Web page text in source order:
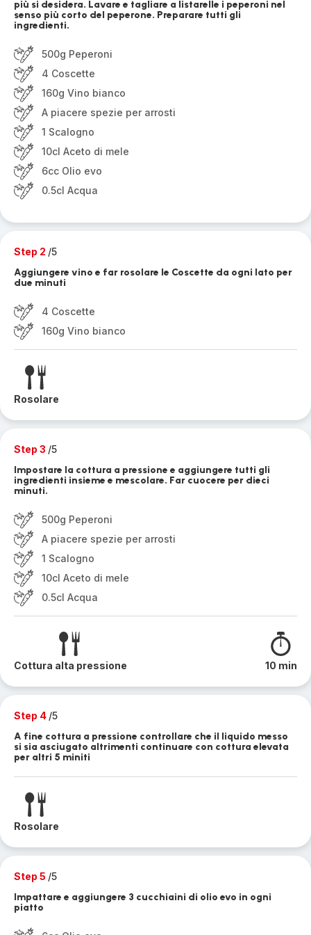
più si desidera. Lavare e tagliare a listarelle i peperoni nel
senso più corto del peperone. Preparare tutti gli
ingredienti.
500g Peperoni
4 Coscette
160g Vino bianco
A piacere spezie per arrosti
1 Scalogno
10cl Aceto di mele
6cc Olio evo
0.5cl Acqua
Step 2 /5
Aggiungere vino e far rosolare le Coscette da ogni lato per
due minuti
4 Coscette
160g Vino bianco
Rosolare
Step 3 /5
Impostare la cottura a pressione e aggiungere tutti gli
ingredienti insieme e mescolare. Far cuocere per dieci
minuti.
500g Peperoni
A piacere spezie per arrosti
1 Scalogno
10cl Aceto di mele
0.5cl Acqua
Cottura alta pressione 10 min
Step 4 /5
A fine cottura a pressione controllare che il liquido messo
si sia asciugato altrimenti continuare con cottura elevata
per altri 5 miniti
Rosolare
Step 5 /5
Impattare e aggiungere 3 cucchiaini di olio evo in ogni
piatto